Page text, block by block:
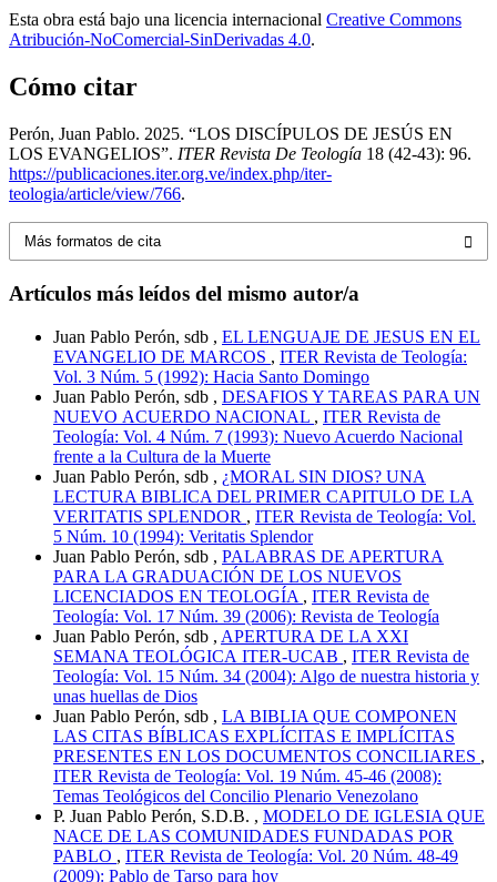
Esta obra está bajo una licencia internacional Creative Commons
Atribución-NoComercial-SinDerivadas 4.0.
Cómo citar
Perón, Juan Pablo. 2025. “LOS DISCÍPULOS DE JESÚS EN
LOS EVANGELIOS”. ITER Revista De Teología 18 (42-43): 96.
https://publicaciones.iter.org.ve/index.php/iter-
teologia/article/view/766.
Más formatos de cita
Artículos más leídos del mismo autor/a
Juan Pablo Perón, sdb , EL LENGUAJE DE JESUS EN EL
EVANGELIO DE MARCOS , ITER Revista de Teología:
Vol. 3 Núm. 5 (1992): Hacia Santo Domingo
Juan Pablo Perón, sdb , DESAFIOS Y TAREAS PARA UN
NUEVO ACUERDO NACIONAL , ITER Revista de
Teología: Vol. 4 Núm. 7 (1993): Nuevo Acuerdo Nacional
frente a la Cultura de la Muerte
Juan Pablo Perón, sdb , ¿MORAL SIN DIOS? UNA
LECTURA BIBLICA DEL PRIMER CAPITULO DE LA
VERITATIS SPLENDOR , ITER Revista de Teología: Vol.
5 Núm. 10 (1994): Veritatis Splendor
Juan Pablo Perón, sdb , PALABRAS DE APERTURA
PARA LA GRADUACIÓN DE LOS NUEVOS
LICENCIADOS EN TEOLOGÍA , ITER Revista de
Teología: Vol. 17 Núm. 39 (2006): Revista de Teología
Juan Pablo Perón, sdb , APERTURA DE LA XXI
SEMANA TEOLÓGICA ITER-UCAB , ITER Revista de
Teología: Vol. 15 Núm. 34 (2004): Algo de nuestra historia y
unas huellas de Dios
Juan Pablo Perón, sdb , LA BIBLIA QUE COMPONEN
LAS CITAS BÍBLICAS EXPLÍCITAS E IMPLÍCITAS
PRESENTES EN LOS DOCUMENTOS CONCILIARES ,
ITER Revista de Teología: Vol. 19 Núm. 45-46 (2008):
Temas Teológicos del Concilio Plenario Venezolano
P. Juan Pablo Perón, S.D.B. , MODELO DE IGLESIA QUE
NACE DE LAS COMUNIDADES FUNDADAS POR
PABLO , ITER Revista de Teología: Vol. 20 Núm. 48-49
(2009): Pablo de Tarso para hoy